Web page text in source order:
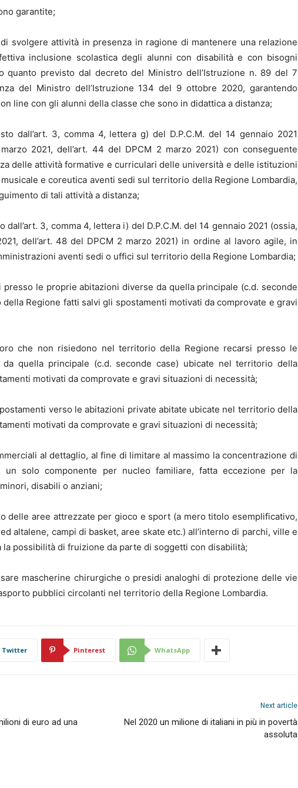
garantite;
svolgere attività in presenza in ragione di mantenere una relazione
inclusione scolastica degli alunni con disabilità e con bisogni
quanto previsto dal decreto del Ministro dell’Istruzione n. 89 del 7
del Ministro dell’Istruzione 134 del 9 ottobre 2020, garantendo
line con gli alunni della classe che sono in didattica a distanza;
dall’art. 3, comma 4, lettera g) del D.P.C.M. del 14 gennaio 2021
2021, dell’art. 44 del DPCM 2 marzo 2021) con conseguente
delle attività formative e curriculari delle università e delle istituzioni
e coreutica aventi sedi sul territorio della Regione Lombardia,
di tali attività a distanza;
dall’art. 3, comma 4, lettera i) del D.P.C.M. del 14 gennaio 2021 (ossia,
dell’art. 48 del DPCM 2 marzo 2021) in ordine al lavoro agile, in
aventi sedi o uffici sul territorio della Regione Lombardia;
le proprie abitazioni diverse da quella principale (c.d. seconde
Regione fatti salvi gli spostamenti motivati da comprovate e gravi
che non risiedono nel territorio della Regione recarsi presso le
quella principale (c.d. seconde case) ubicate nel territorio della
motivati da comprovate e gravi situazioni di necessità;
verso le abitazioni private abitate ubicate nel territorio della
motivati da comprovate e gravi situazioni di necessità;
al dettaglio, al fine di limitare al massimo la concentrazione di
un solo componente per nucleo familiare, fatta eccezione per la
disabili o anziani;
delle aree attrezzate per gioco e sport (a mero titolo esemplificativo,
altalene, campi di basket, aree skate etc.) all’interno di parchi, ville e
possibilità di fruizione da parte di soggetti con disabilità;
mascherine chirurgiche o presidi analoghi di protezione delle vie
pubblici circolanti nel territorio della Regione Lombardia.
Twitter Pinterest WhatsApp
di euro ad una
Next article
Nel 2020 un milione di italiani in più in povertà
assoluta